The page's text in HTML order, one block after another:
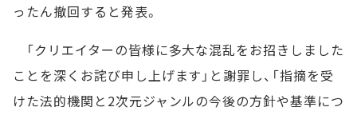
ったん撤回すると発表。
「クリエイターの皆様に多大な混乱をお招きしました
ことを深くお詫び申し上げます」と謝罪し、「指摘を受
けた法的機関と2次元ジャンルの今後の方針や基準につ